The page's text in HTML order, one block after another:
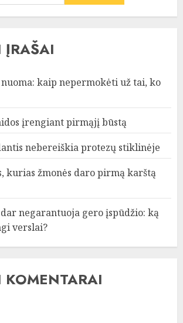
ĮRAŠAI
kaip nepermokėti už tai, ko
įrengiant pirmąjį būstą
nebereiškia protezų stiklinėje
kurias žmonės daro pirmą karštą
negarantuoja gero įspūdžio: ką
verslai?
KOMENTARAI